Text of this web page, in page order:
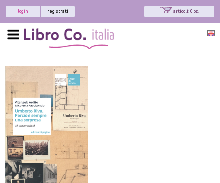
articoli: 0 pz.
registrati
login